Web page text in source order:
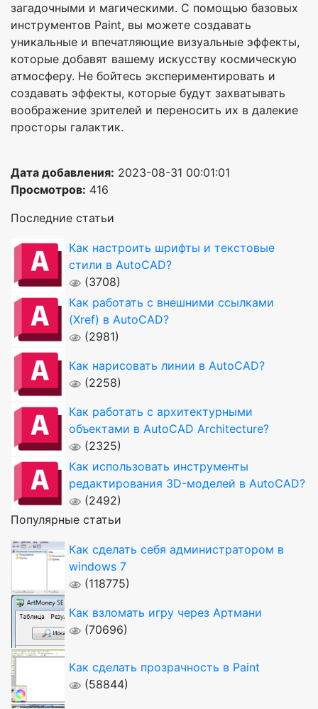
загадочными и магическими. С помощью базовых
инструментов Paint, вы можете создавать
уникальные и впечатляющие визуальные эффекты,
которые добавят вашему искусству космическую
атмосферу. Не бойтесь экспериментировать и
создавать эффекты, которые будут захватывать
воображение зрителей и переносить их в далекие
просторы галактик.
Дата добавления: 2023-08-31 00:01:01
Просмотров: 416
Последние статьи
Как настроить шрифты и текстовые
стили в AutoCAD?
(3708)
Как работать с внешними ссылками
(Xref) в AutoCAD?
(2981)
Как нарисовать линии в AutoCAD?
(2258)
Как работать с архитектурными
объектами в AutoCAD Architecture?
(2325)
Как использовать инструменты
редактирования 3D-моделей в AutoCAD?
(2492)
Популярные статьи
Как сделать себя администратором в
windows 7
(118775)
Как взломать игру через Артмани
(70696)
Как сделать прозрачность в Paint
(58844)